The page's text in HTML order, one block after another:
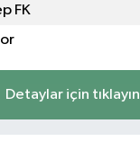
FK
Detaylar için tıklayın